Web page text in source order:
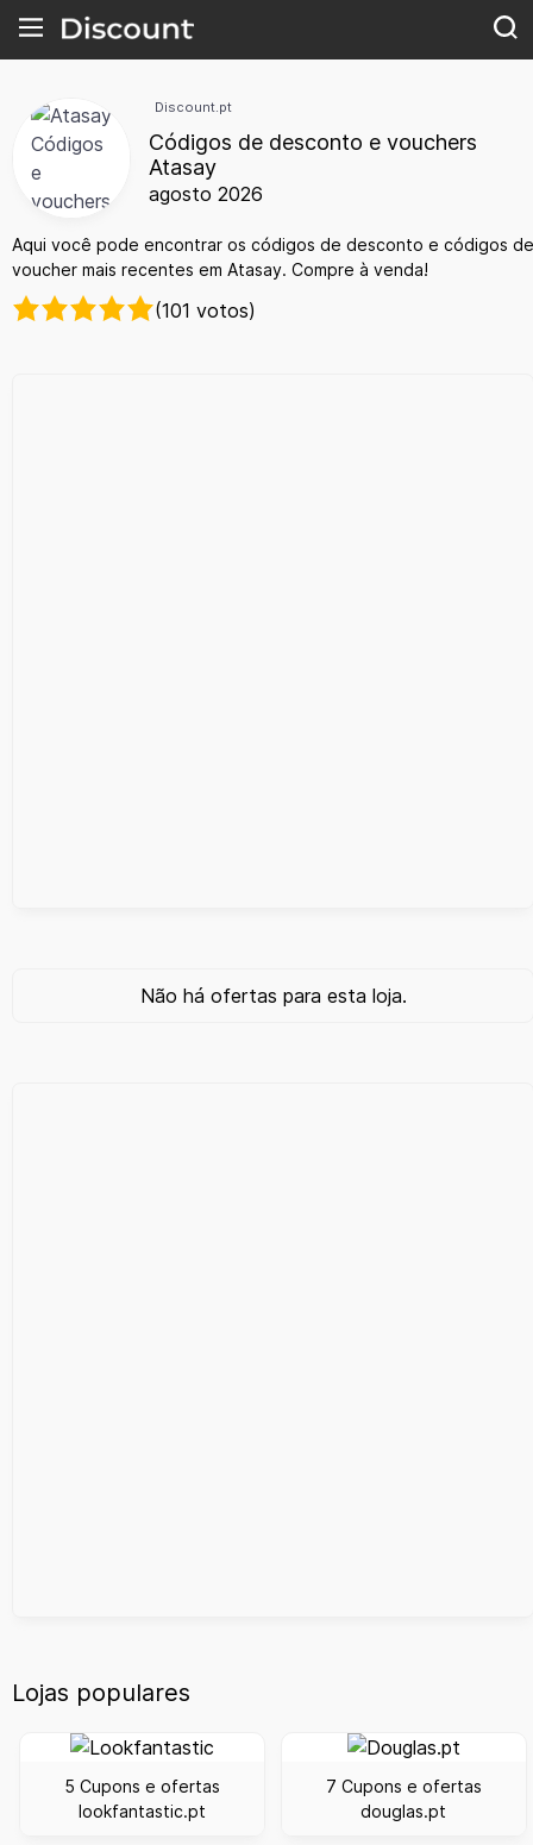
Discount.pt
Códigos de desconto e vouchers
Atasay
agosto 2026
Aqui você pode encontrar os códigos de desconto e códigos de
voucher mais recentes em Atasay. Compre à venda!
(101 votos)
Não há ofertas para esta loja.
Lojas populares
5 Cupons e ofertas
lookfantastic.pt
7 Cupons e ofertas
douglas.pt